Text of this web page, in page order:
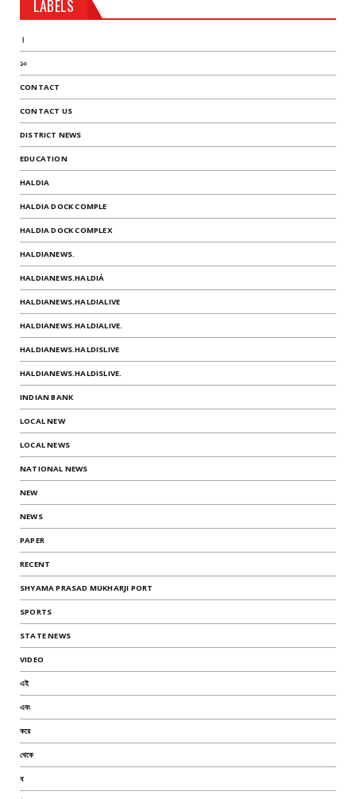
LABELS
।
১০
CONTACT
CONTACT US
DISTRICT NEWS
EDUCATION
HALDIA
HALDIA DOCK COMPLE
HALDIA DOCK COMPLEX
HALDIANEWS.
HALDIANEWS.HALDIÁ
HALDIANEWS.HALDIALIVE
HALDIANEWS.HALDIALIVE.
HALDIANEWS.HALDISLIVE
HALDIANEWS.HALDISLIVE.
INDIAN BANK
LOCAL NEW
LOCAL NEWS
NATIONAL NEWS
NEW
NEWS
PAPER
RECENT
SHYAMA PRASAD MUKHARJI PORT
SPORTS
STATE NEWS
VIDEO
এই
এবং
করে
থেকে
ধ